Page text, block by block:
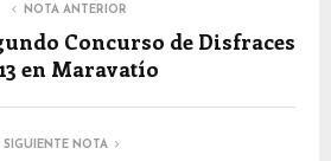
NOTA ANTERIOR
Concurso de Disfraces
en Maravatío
SIGUIENTE NOTA